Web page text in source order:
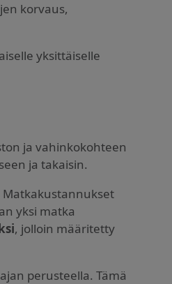
korvaus,
yksittäiselle
ja vahinkokohteen
ja takaisin.
yksi matka
, jolloin määritetty
perusteella. Tämä